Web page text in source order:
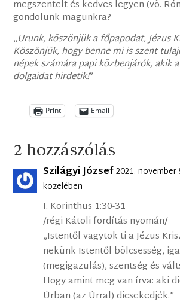
megszentelt és kedves legyen (vö.
gondolunk magunkra?
„Urunk, köszönjük a főpapodat, Jézus
Köszönjük, hogy benne mi is szent
népek számára papi közbenjárók, akik
dolgaidat hirdetik!”
Print Email
2 hozzászólás
Szilágyi József2021.
közelében
I. Korinthus 1:30-31
/régi Kátoli fordítás nyomán/
„Istentől vagytok ti a Jézus
nekünk Istentől bölcsesség,
(megigazulás), szentség és
Hogy amint meg van írva: aki
Úrban (az Úrral) dicsekedjék.”